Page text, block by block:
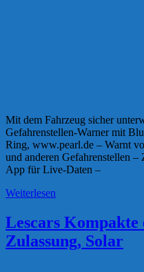
Mit dem Fahrzeug sicher
Gefahrenstellen-Warner mit
Ring, www.pearl.de – Warnt
und anderen Gefahrenstellen
App für Live-Daten –
Weiterlesen
Lescars Kompakte
Zulassung, Solar